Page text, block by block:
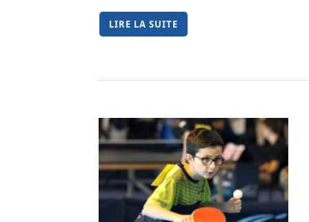
LIRE LA SUITE